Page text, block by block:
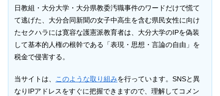
日教組・大分大学・大分県教委汚職事件のワードだけで慌て
て逃げた、大分合同新聞の女子中高生を含む県民女性に向け
たセクハラには寛容な護憲派教育者は、大分大学のIPを偽装
して基本的人権の根幹である「表現・思想・言論の自由」を
税金で侵害する。
当サイトは、 このような取り組みを行っています。SNSと異
なりIPアドレスをすぐに把握できますので、理解してコメン